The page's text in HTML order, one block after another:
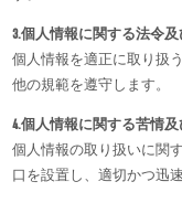
3.個人情報に関する法令
個人情報を適正に取り扱
他の規範を遵守します。
4.個人情報に関する苦情
個人情報の取り扱いに関
口を設置し、適切かつ迅